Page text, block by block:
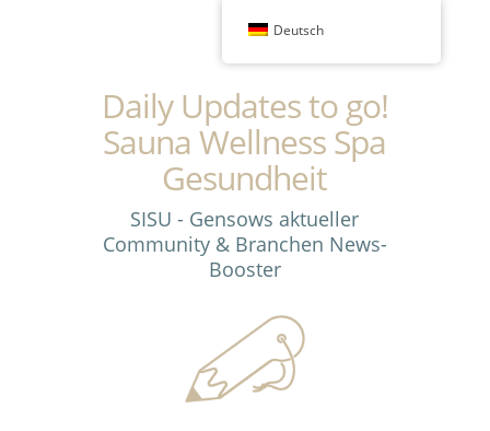
Daily Updates to go!
Sauna Wellness Spa
Gesundheit
SISU - Gensows aktueller
Community & Branchen News-
Booster
Deutsch